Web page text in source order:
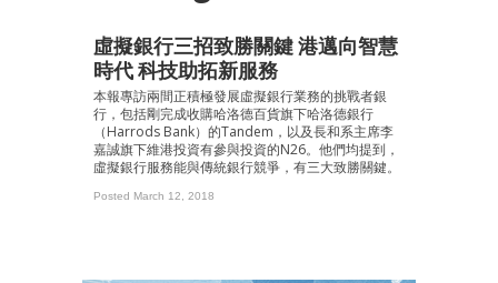
虛擬銀行三招致勝關鍵 港邁向智慧
時代 科技助拓新服務
本報專訪兩間正積極發展虛擬銀行業務的挑戰者銀
行，包括剛完成收購哈洛德百貨旗下哈洛德銀行
（Harrods Bank）的Tandem，以及長和系主席李
嘉誠旗下維港投資有參與投資的N26。他們均提到，
虛擬銀行服務能與傳統銀行競爭，有三大致勝關鍵。
Posted March 12, 2018